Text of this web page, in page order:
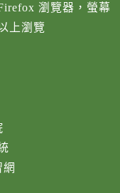
瀏覽器，螢幕
上瀏覽